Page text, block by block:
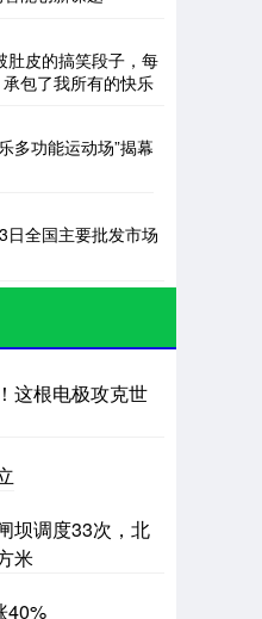
肚皮的搞笑段子，每
包了我所有的快乐
多功能运动场”揭幕
日全国主要批发市场
这根电极攻克世
坝调度33次，北
米
40%